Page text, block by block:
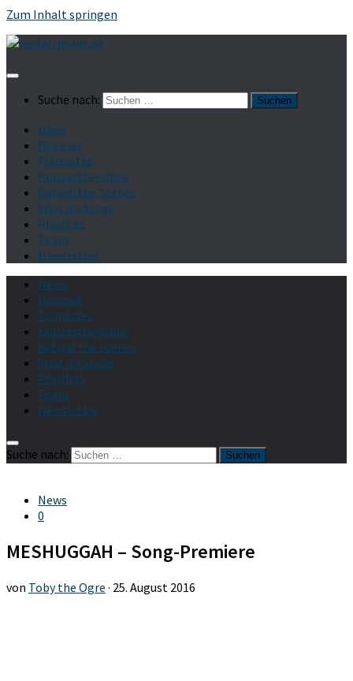
Zum Inhalt springen
Suche nach:
News
Reviews
Tourdates
Konzertberichte
Behind the Scenes
Shot on Stage
Playlists
Team
Newsletter
News
Reviews
Tourdates
Konzertberichte
Behind the Scenes
Shot on Stage
Playlists
Team
Newsletter
Suche nach:
News
0
MESHUGGAH – Song-Premiere
von Toby the Ogre · 25. August 2016